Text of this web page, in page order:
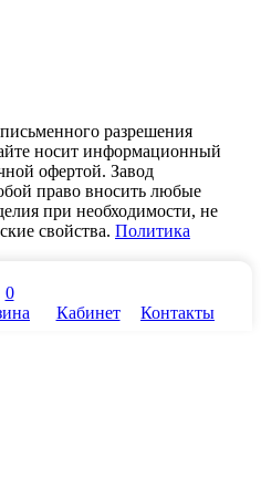
разрешения
носит информационный
офертой. Завод
право вносить любые
при необходимости, не
свойства. Политика
0
Кабинет Контакты